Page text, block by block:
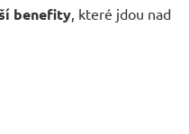
benefity, které jdou nad